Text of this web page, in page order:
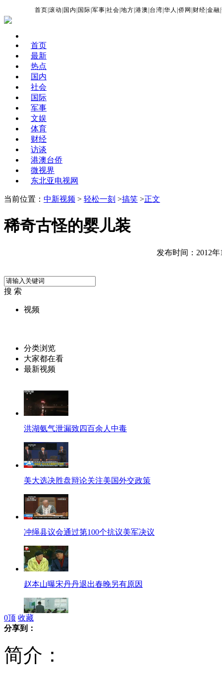
首页 |滚动 国内 国际 |军事 |社会 |地方 |港澳 台湾 |华人 |侨网 财经 |金融 |
首页
最新
热点
国内
社会
国际
军事
文娱
体育
财经
访谈
港澳台侨
微视界
东北亚电视网
当前位置： 中新视频 > 轻松一刻 >搞笑 >正文
稀奇古怪的婴儿装
发布时间：2012年
搜 索
视频
分类浏览
大家都在看
最新视频
洪湖氨气泄漏致四百余人中毒
美大选决胜盘辩论关注美国外交政策
冲绳县议会通过第100个抗议美军决议
赵本山曝宋丹丹退出春晚另有原因
0顶 收藏
分享到：
简介：